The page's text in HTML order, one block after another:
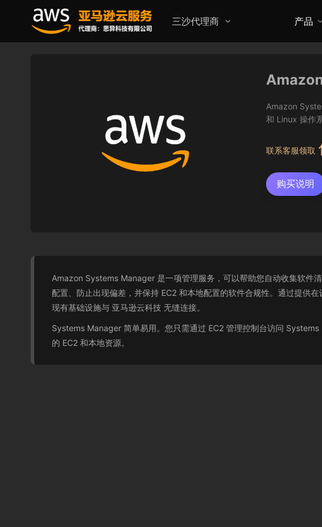
三沙代理商 产品
Amazon
和 Linux 操作
联系客服领取
购买说明
Amazon Systems Manager 是一项管理服务，可以帮助您自动收集软件
配置、防止出现偏差，并保持 EC2 和本地配置的软件合规性。通过提供
现有基础设施与 亚马逊云科技 无缝连接。
Systems Manager 简单易用。您只需通过 EC2 管理控制台访问
的 EC2 和本地资源。